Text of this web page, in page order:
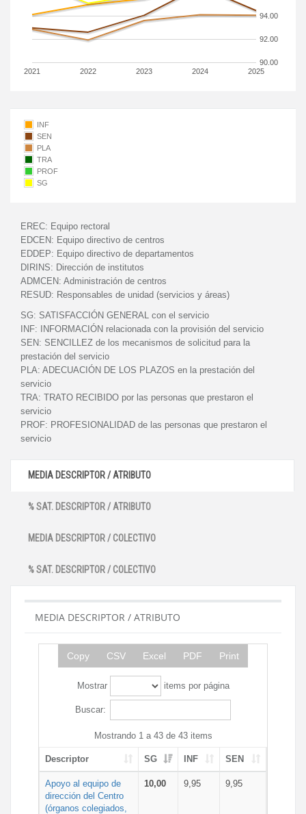
2021 2022 2023 2024 2025
90.00
92.00
94.00
INF
SEN
PLA
TRA
PROF
SG
EREC: Equipo rectoral
EDCEN: Equipo directivo de centros
EDDEP: Equipo directivo de departamentos
DIRINS: Dirección de institutos
ADMCEN: Administración de centros
RESUD: Responsables de unidad (servicios y áreas)
SG: SATISFACCIÓN GENERAL con el servicio
INF:
INFORMACIÓN relacionada con la provisión del servicio
SEN: SENCILLEZ de los mecanismos de solicitud para la
prestación del servicio
PLA: ADECUACIÓN DE LOS PLAZOS en la prestación del
servicio
TRA: TRATO RECIBIDO por las personas que prestaron el
servicio
PROF: PROFESIONALIDAD de las personas que prestaron el
servicio
MEDIA DESCRIPTOR / ATRIBUTO
% SAT. DESCRIPTOR / ATRIBUTO
MEDIA DESCRIPTOR / COLECTIVO
% SAT. DESCRIPTOR / COLECTIVO
MEDIA DESCRIPTOR / ATRIBUTO
Copy CSV Excel PDF Print
Mostrar items por página
Buscar:
Mostrando 1 a 43 de 43 items
Descriptor SG INF SEN
Apoyo al equipo de
dirección del Centro
(órganos colegiados,
10,00 9,95 9,95